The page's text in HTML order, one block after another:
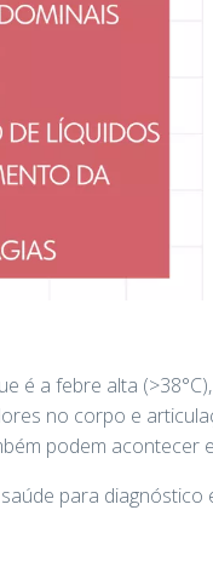
é a febre alta
no corpo e
podem acontecer
para diagnóstico